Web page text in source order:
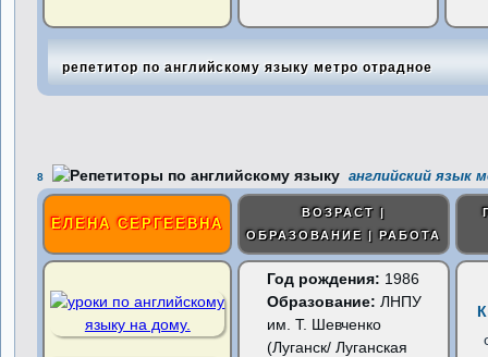
репетитор по английскому языку метро отрадное
8 английский язык
ЕЛЕНА СЕРГЕЕВНА
ВОЗРАСТ |
ОБРАЗОВАНИЕ | РАБОТА
Год рождения: 1986
Образование: ЛНПУ
им. Т. Шевченко
(Луганск/ Луганская